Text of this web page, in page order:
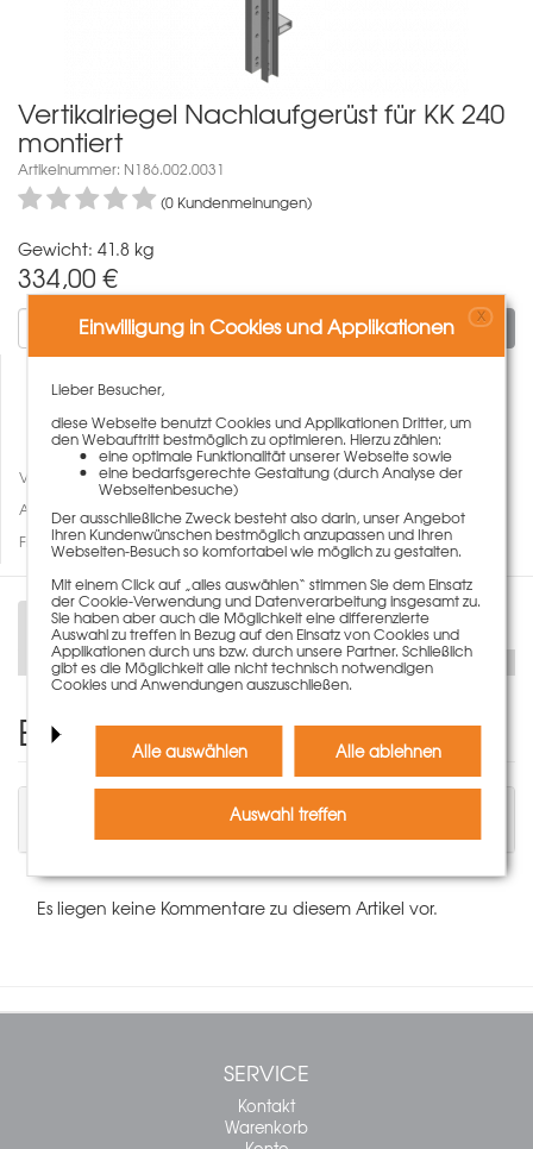
Vertikalriegel Nachlaufgerüst für KK 240
montiert
Artikelnummer: N186.002.0031
(0 Kundenmeinungen)
Gewicht: 41.8 kg
334,00 €
In den Warenkorb
Vergleichen
Auf den Merkzettel
Fragen zum Artikel
Beschreibung Technische Daten
Einen Kommentar schreiben
Sie müssen angemeldet sein, um einen
Kommentar schreiben zu können.
Es liegen keine Kommentare zu diesem Artikel vor.
SERVICE
Kontakt
Warenkorb
Einwilligung in Cookies und Applikationen X
Lieber Besucher,
diese Webseite benutzt Cookies und Applikationen Dritter, um
den Webauftritt bestmöglich zu optimieren. Hierzu zählen:
eine optimale Funktionalität unserer Webseite sowie
eine bedarfsgerechte Gestaltung (durch Analyse der
Webseitenbesuche)
Der ausschließliche Zweck besteht also darin, unser Angebot
Ihren Kundenwünschen bestmöglich anzupassen und Ihren
Webseiten-Besuch so komfortabel wie möglich zu gestalten.
Mit einem Click auf „alles auswählen“ stimmen Sie dem Einsatz
der Cookie-Verwendung und Datenverarbeitung insgesamt zu.
Sie haben aber auch die Möglichkeit eine differenzierte
Auswahl zu treffen in Bezug auf den Einsatz von Cookies und
Applikationen durch uns bzw. durch unsere Partner. Schließlich
gibt es die Möglichkeit alle nicht technisch notwendigen
Cookies und Anwendungen auszuschließen.
Alle auswählen Alle ablehnen
Auswahl treffen